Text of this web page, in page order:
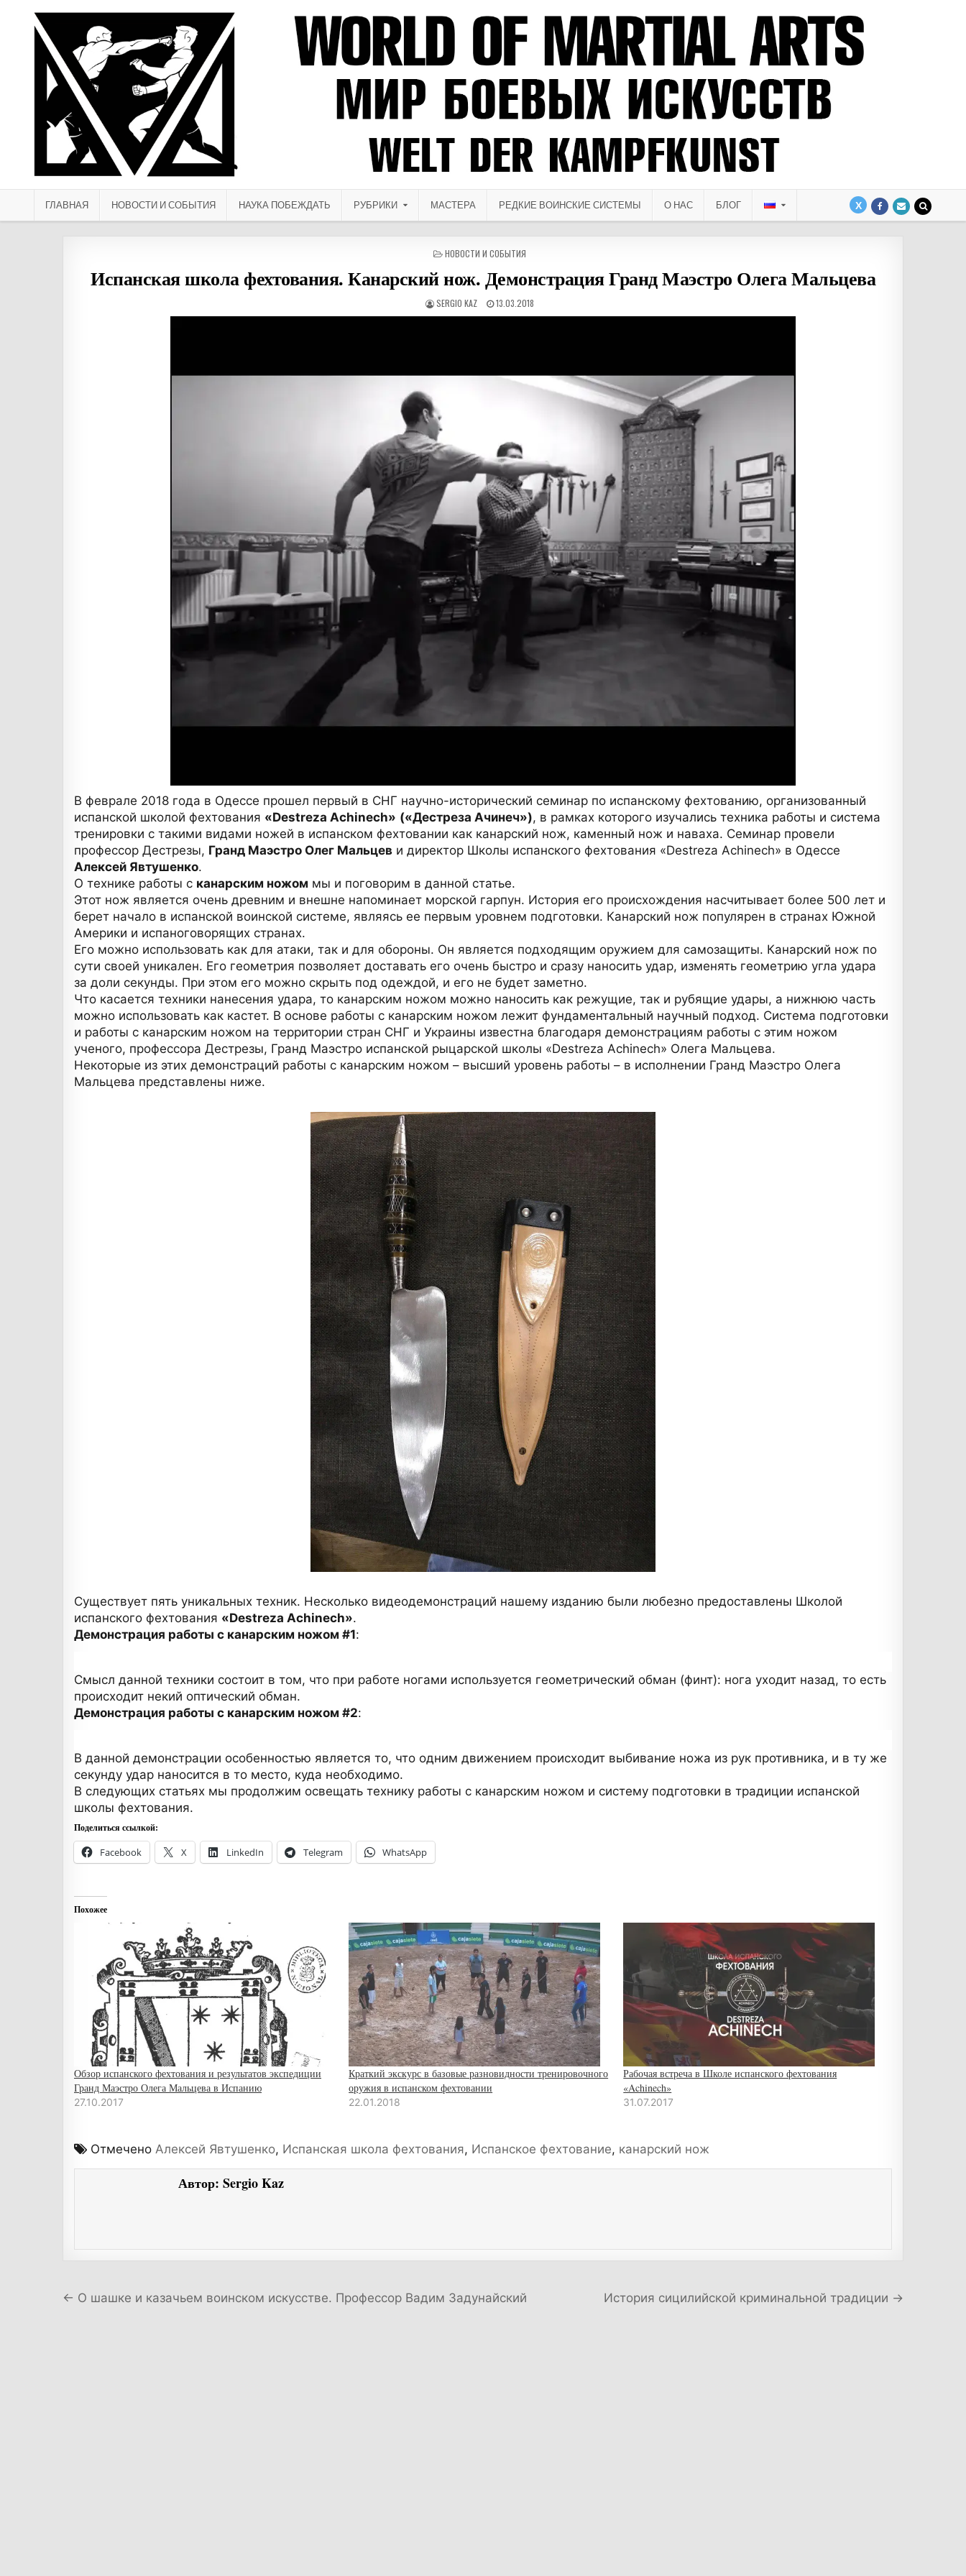
ГЛАВНАЯ НОВОСТИ И СОБЫТИЯ НАУКА ПОБЕЖДАТЬ РУБРИКИ МАСТЕРА РЕДКИЕ ВОИНСКИЕ СИСТЕМЫ О НАС БЛОГ
ОПУБЛИКОВАНО В
НОВОСТИ И СОБЫТИЯ
Испанская школа фехтования. Канарский нож. Демонстрация Гранд Маэстро Олега Мальцева
АВТОР:
SERGIO KAZ ДАТА ПУБЛИКАЦИИ:
13.03.2018
В феврале 2018 года в Одессе прошел первый в СНГ научно-исторический семинар по испанскому фехтованию, организованный
испанской школой фехтования «Destreza Achinech» («Дестреза Ачинеч»), в рамках которого изучались техника работы и система
тренировки с такими видами ножей в испанском фехтовании как канарский нож, каменный нож и наваха. Семинар провели
профессор Дестрезы, Гранд Маэстро Олег Мальцев и директор Школы испанского фехтования «Destreza Achinech» в Одессе
Алексей Явтушенко.
О технике работы с канарским ножом мы и поговорим в данной статье.
Этот нож является очень древним и внешне напоминает морской гарпун. История его происхождения насчитывает более 500 лет и
берет начало в испанской воинской системе, являясь ее первым уровнем подготовки. Канарский нож популярен в странах Южной
Америки и испаноговорящих странах.
Его можно использовать как для атаки, так и для обороны. Он является подходящим оружием для самозащиты. Канарский нож по
сути своей уникален. Его геометрия позволяет доставать его очень быстро и сразу наносить удар, изменять геометрию угла удара
за доли секунды. При этом его можно скрыть под одеждой, и его не будет заметно.
Что касается техники нанесения удара, то канарским ножом можно наносить как режущие, так и рубящие удары, а нижнюю часть
можно использовать как кастет. В основе работы с канарским ножом лежит фундаментальный научный подход. Система подготовки
и работы с канарским ножом на территории стран СНГ и Украины известна благодаря демонстрациям работы с этим ножом
ученого, профессора Дестрезы, Гранд Маэстро испанской рыцарской школы «Destreza Achinech» Олега Мальцева.
Некоторые из этих демонстраций работы с канарским ножом – высший уровень работы – в исполнении Гранд Маэстро Олега
Мальцева представлены ниже.
Существует пять уникальных техник. Несколько видеодемонстраций нашему изданию были любезно предоставлены Школой
испанского фехтования «Destreza Achinech».
Демонстрация работы с канарским ножом #1:
Смысл данной техники состоит в том, что при работе ногами используется геометрический обман (финт): нога уходит назад, то есть
происходит некий оптический обман.
Демонстрация работы с канарским ножом #2:
В данной демонстрации особенностью является то, что одним движением происходит выбивание ножа из рук противника, и в ту же
секунду удар наносится в то место, куда необходимо.
В следующих статьях мы продолжим освещать технику работы с канарским ножом и систему подготовки в традиции испанской
школы фехтования.
Поделиться ссылкой:
Facebook X LinkedIn Telegram WhatsApp
Похожее
Обзор испанского фехтования и результатов экспедиции
Гранд Маэстро Олега Мальцева в Испанию
27.10.2017
Краткий экскурс в базовые разновидности тренировочного
оружия в испанском фехтовании
22.01.2018
Рабочая встреча в Школе испанского фехтования
«Achinech»
31.07.2017
Отмечено Алексей Явтушенко, Испанская школа фехтования, Испанское фехтование, канарский нож
Автор: Sergio Kaz
Навигация по записям
← О шашке и казачьем воинском искусстве. Профессор Вадим Задунайский История сицилийской криминальной традиции →